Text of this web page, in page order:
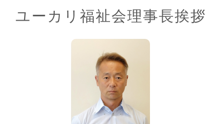
ユーカリ福祉会理事長挨拶